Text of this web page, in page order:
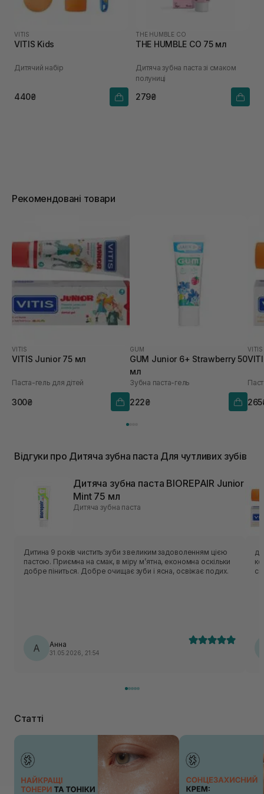
VITIS
VITIS Kids
Дитячий набір
440₴
THE HUMBLE CO
THE HUMBLE CO 75 мл
Дитяча зубна паста зі смаком
полуниці
279₴
Рекомендовані товари
VITIS
VITIS Junior 75 мл
Паста-гель для дітей
300₴
GUM
GUM Junior 6+ Strawberry 50
мл
Зубна паста-гель
222₴
VITIS
Відгуки про Дитяча зубна паста Для чутливих зубів
Дитяча зубна паста BIOREPAIR Junior
Mint 75 мл
Дитяча зубна паста
Дитина 9 років чистить зуби з великим задоволенням цією
пастою. Приємна на смак, в міру мʼятна, економна оскільки
добре піниться. Добре очищає зуби і ясна, освіжає подих.
А Анна
31.05.2026, 21:54
Статті